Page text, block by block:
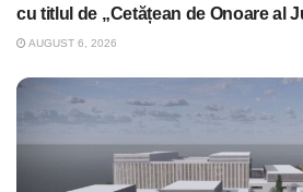
cu titlul de „Cetățean de Onoare al
AUGUST 6, 2026